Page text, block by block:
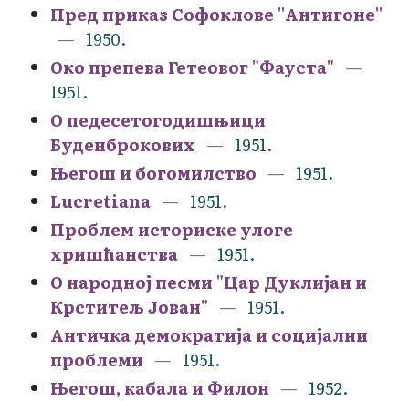
Пред приказ Софоклове ''Антигоне''
1950.
Око препева Гетеовог "Фауста"
1951.
О педесетогодишњици
Буденброкових
1951.
Његош и богомилство
1951.
Lucretiana
1951.
Проблем историске улоге
хришћанства
1951.
О народној песми "Цар Дуклијан и
Крститељ Јован"
1951.
Античка демократија и социјални
проблеми
1951.
Његош, кабала и Филон
1952.